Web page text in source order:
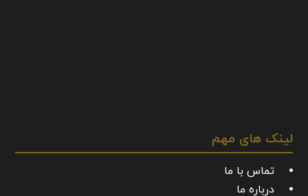
لینک های مهم
تماس با ما
درباره ما